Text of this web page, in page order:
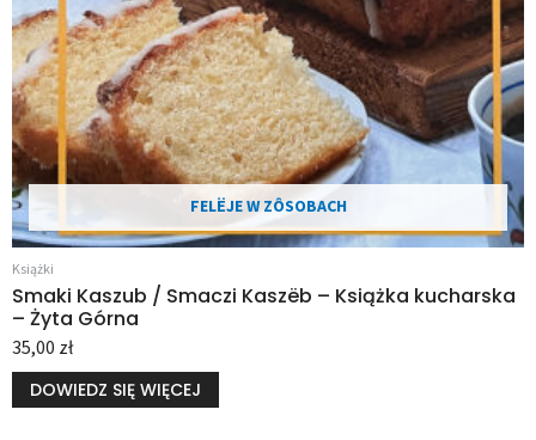
FELËJE W ZÔSOBACH
Książki
Smaki Kaszub / Smaczi Kaszëb – Książka kucharska
– Żyta Górna
35,00 zł
DOWIEDZ SIĘ WIĘCEJ